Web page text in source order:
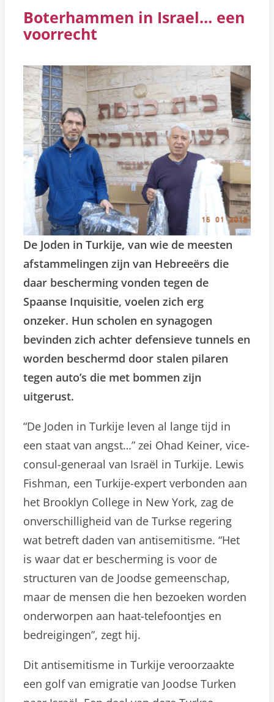
Boterhammen in Israel… een
voorrecht
De Joden in Turkije, van wie de meesten
afstammelingen zijn van Hebreeërs die
daar bescherming vonden tegen de
Spaanse Inquisitie, voelen zich erg
onzeker. Hun scholen en synagogen
bevinden zich achter defensieve tunnels en
worden beschermd door stalen pilaren
tegen auto’s die met bommen zijn
uitgerust.
“De Joden in Turkije leven al lange tijd in
een staat van angst…” zei Ohad Keiner, vice-
consul-generaal van Israël in Turkije. Lewis
Fishman, een Turkije-expert verbonden aan
het Brooklyn College in New York, zag de
onverschilligheid van de Turkse regering
wat betreft daden van antisemitisme. “Het
is waar dat er bescherming is voor de
structuren van de Joodse gemeenschap,
maar de mensen die hen bezoeken worden
onderworpen aan haat-telefoontjes en
bedreigingen”, zegt hij.
Dit antisemitisme in Turkije veroorzaakte
een golf van emigratie van Joodse Turken